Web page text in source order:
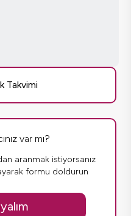
Takvimi
var mı?
aranmak istiyorsanız
formu doldurun